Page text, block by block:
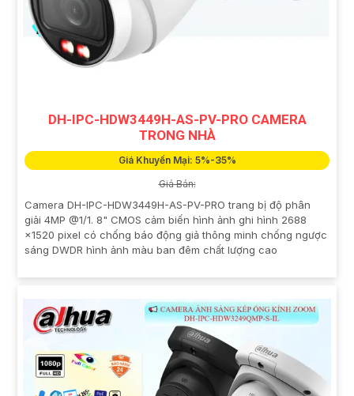
DH-IPC-HDW3449H-AS-PV-PRO CAMERA
TRONG NHÀ
Giá Khuyến Mại: 5%-35%
Giá Bán:
Camera DH-IPC-HDW3449H-AS-PV-PRO trang bị độ phân
giải 4MP @1/1. 8" CMOS cảm biến hình ảnh ghi hình 2688
×1520 pixel có chống báo động giả thông minh chống ngược
sáng DWDR hình ảnh màu ban đêm chất lượng cao